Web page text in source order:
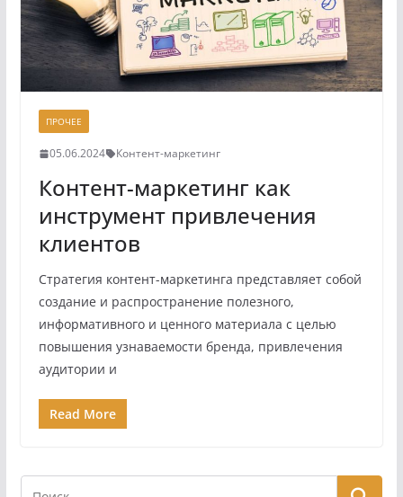
ПРОЧЕЕ
05.06.2024 Контент-маркетинг
Контент-маркетинг как
инструмент привлечения
клиентов
Стратегия контент-маркетинга представляет собой
создание и распространение полезного,
информативного и ценного материала с целью
повышения узнаваемости бренда, привлечения
аудитории и
Read More